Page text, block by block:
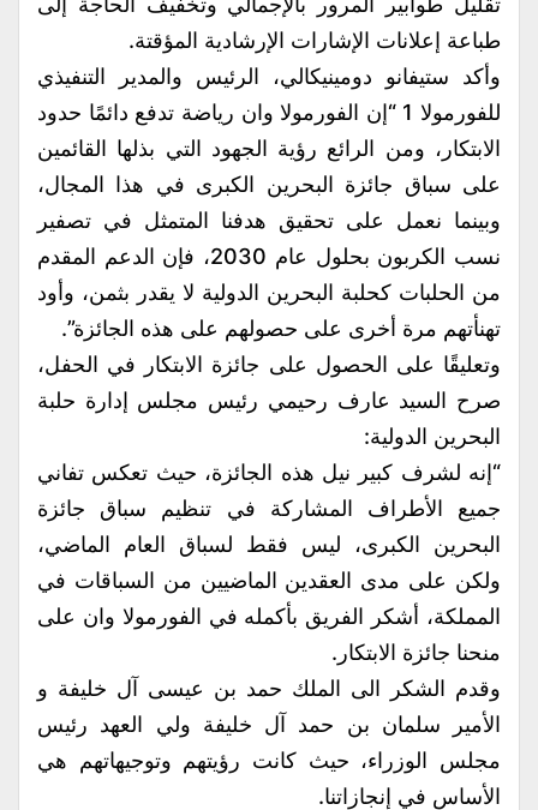
طباعة إعلانات الإشارات الإرشادية المؤقتة.
وأكد ستيفانو دومينيكالي، الرئيس والمدير التنفيذي
للفورمولا 1 “إن الفورمولا وان رياضة تدفع دائمًا حدود
الابتكار، ومن الرائع رؤية الجهود التي بذلها القائمين
على سباق جائزة البحرين الكبرى في هذا المجال،
وبينما نعمل على تحقيق هدفنا المتمثل في تصفير
نسب الكربون بحلول عام 2030، فإن الدعم المقدم
من الحلبات كحلبة البحرين الدولية لا يقدر بثمن، وأود
تهنأتهم مرة أخرى على حصولهم على هذه الجائزة”.
وتعليقًا على الحصول على جائزة الابتكار في الحفل،
صرح السيد عارف رحيمي رئيس مجلس إدارة حلبة
البحرين الدولية:
“إنه لشرف كبير نيل هذه الجائزة، حيث تعكس تفاني
جميع الأطراف المشاركة في تنظيم سباق جائزة
البحرين الكبرى، ليس فقط لسباق العام الماضي،
ولكن على مدى العقدين الماضيين من السباقات في
المملكة، أشكر الفريق بأكمله في الفورمولا وان على
منحنا جائزة الابتكار.
وقدم الشكر الى الملك حمد بن عيسى آل خليفة و
الأمير سلمان بن حمد آل خليفة ولي العهد رئيس
مجلس الوزراء، حيث كانت رؤيتهم وتوجيهاتهم هي
الأساس في إنجازاتنا.